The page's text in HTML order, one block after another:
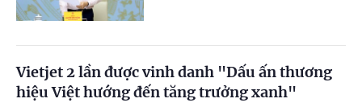
Vietjet 2 lần được vinh danh "Dấu ấn thương
hiệu Việt hướng đến tăng trưởng xanh"